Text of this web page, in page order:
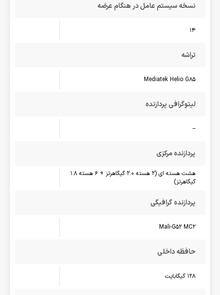
نسخه سیستم عامل در هنگام عرضه
14
تراشه
Mediatek Helio G85
لیتوگرافی پردازنده
--
پردازنده مرکزی
هشت هسته ای (2 هسته 2.0 گیگاهرتز + 6 هسته 1.8
گیگاهرتز)
پردازنده گرافیگی
Mali-G52 MC2
حافظه داخلی
128 گیگابایت